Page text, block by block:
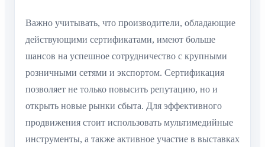
Важно учитывать, что производители, обладающие
действующими сертификатами, имеют больше
шансов на успешное сотрудничество с крупными
розничными сетями и экспортом. Сертификация
позволяет не только повысить репутацию, но и
открыть новые рынки сбыта. Для эффективного
продвижения стоит использовать мультимедийные
инструменты, а также активное участие в выставках